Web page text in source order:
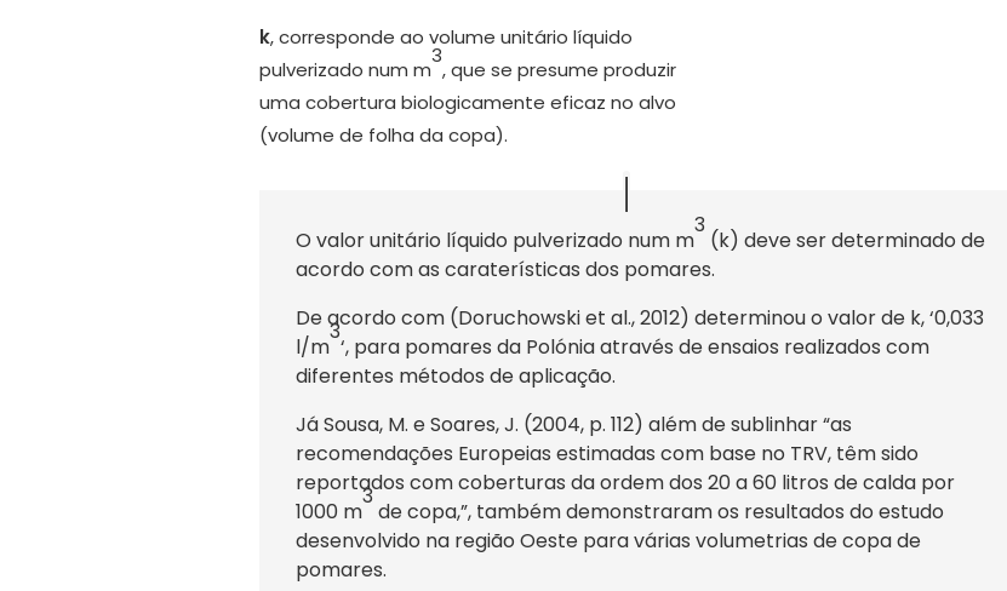
k, corresponde ao volume unitário líquido
pulverizado num m
3
, que se presume produzir
uma cobertura biologicamente eficaz no alvo
(volume de folha da copa).
O valor unitário líquido pulverizado num m
3
(k) deve ser determinado de
acordo com as caraterísticas dos pomares.
De acordo com (Doruchowski et al., 2012) determinou o valor de k, ‘0,033
l/m
3
‘, para pomares da Polónia através de ensaios realizados com
diferentes métodos de aplicação.
Já Sousa, M. e Soares, J. (2004, p. 112) além de sublinhar “as
recomendações Europeias estimadas com base no TRV, têm sido
reportados com coberturas da ordem dos 20 a 60 litros de calda por
1000 m
3
de copa,”, também demonstraram os resultados do estudo
desenvolvido na região Oeste para várias volumetrias de copa de
pomares.